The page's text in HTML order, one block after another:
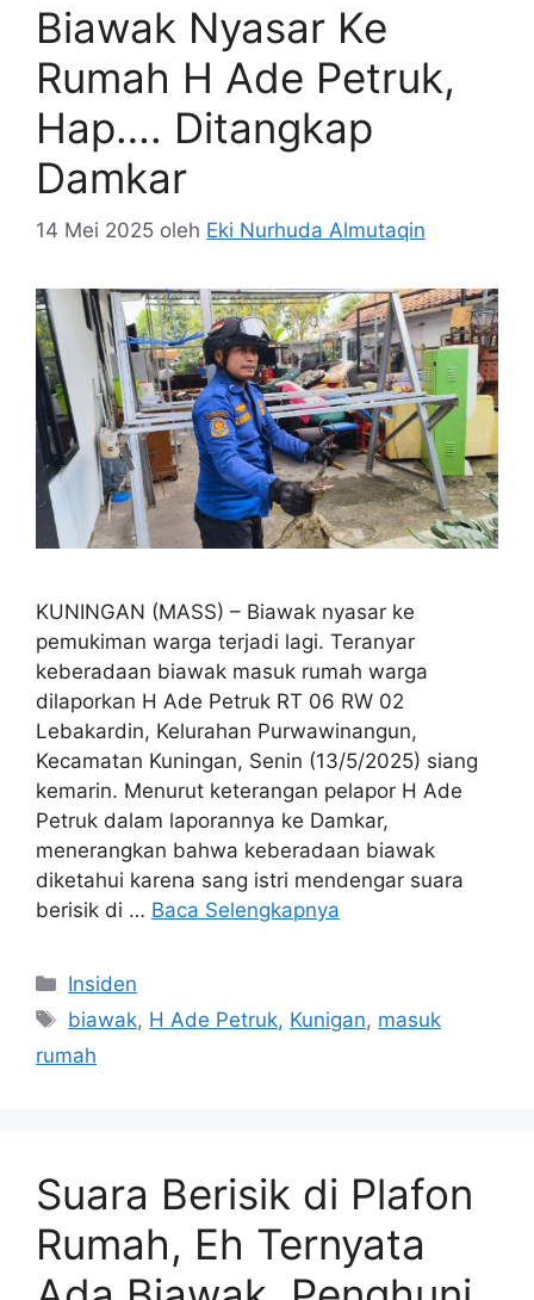
Biawak Nyasar Ke
Rumah H Ade Petruk,
Hap…. Ditangkap
Damkar
14 Mei 2025 oleh Eki Nurhuda Almutaqin
KUNINGAN (MASS) – Biawak nyasar ke
pemukiman warga terjadi lagi. Teranyar
keberadaan biawak masuk rumah warga
dilaporkan H Ade Petruk RT 06 RW 02
Lebakardin, Kelurahan Purwawinangun,
Kecamatan Kuningan, Senin (13/5/2025) siang
kemarin. Menurut keterangan pelapor H Ade
Petruk dalam laporannya ke Damkar,
menerangkan bahwa keberadaan biawak
diketahui karena sang istri mendengar suara
berisik di … Baca Selengkapnya
Kategori
Insiden
Tag
biawak, H Ade Petruk, Kunigan, masuk
rumah
Suara Berisik di Plafon
Rumah, Eh Ternyata